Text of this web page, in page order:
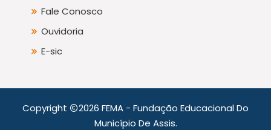
Fale Conosco
Ouvidoria
E-sic
Copyright
2026 FEMA - Fundação Educacional Do
Município De Assis.